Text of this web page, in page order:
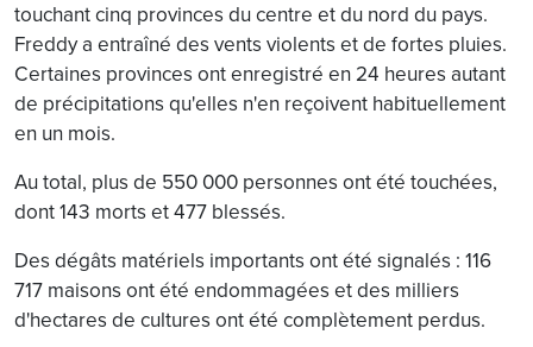
touchant cinq provinces du centre et du nord du pays.
Freddy a entraîné des vents violents et de fortes pluies.
Certaines provinces ont enregistré en 24 heures autant
de précipitations qu'elles n'en reçoivent habituellement
en un mois.
Au total, plus de 550 000 personnes ont été touchées,
dont 143 morts et 477 blessés.
Des dégâts matériels importants ont été signalés : 116
717 maisons ont été endommagées et des milliers
d'hectares de cultures ont été complètement perdus.